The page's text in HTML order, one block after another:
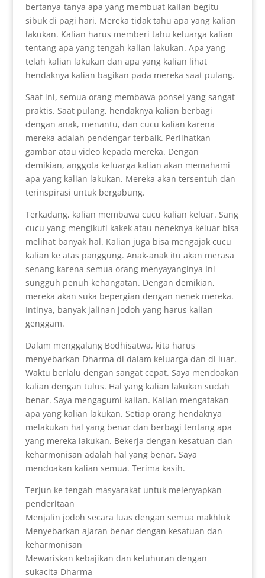
bertanya-tanya apa yang membuat kalian begitu
sibuk di pagi hari. Mereka tidak tahu apa yang kalian
lakukan. Kalian harus memberi tahu keluarga kalian
tentang apa yang tengah kalian lakukan. Apa yang
telah kalian lakukan dan apa yang kalian lihat
hendaknya kalian bagikan pada mereka saat pulang.
Saat ini, semua orang membawa ponsel yang sangat
praktis. Saat pulang, hendaknya kalian berbagi
dengan anak, menantu, dan cucu kalian karena
mereka adalah pendengar terbaik. Perlihatkan
gambar atau video kepada mereka. Dengan
demikian, anggota keluarga kalian akan memahami
apa yang kalian lakukan. Mereka akan tersentuh dan
terinspirasi untuk bergabung.
Terkadang, kalian membawa cucu kalian keluar. Sang
cucu yang mengikuti kakek atau neneknya keluar bisa
melihat banyak hal. Kalian juga bisa mengajak cucu
kalian ke atas panggung. Anak-anak itu akan merasa
senang karena semua orang menyayanginya Ini
sungguh penuh kehangatan. Dengan demikian,
mereka akan suka bepergian dengan nenek mereka.
Intinya, banyak jalinan jodoh yang harus kalian
genggam.
Dalam menggalang Bodhisatwa, kita harus
menyebarkan Dharma di dalam keluarga dan di luar.
Waktu berlalu dengan sangat cepat. Saya mendoakan
kalian dengan tulus. Hal yang kalian lakukan sudah
benar. Saya mengagumi kalian. Kalian mengatakan
apa yang kalian lakukan. Setiap orang hendaknya
melakukan hal yang benar dan berbagi tentang apa
yang mereka lakukan. Bekerja dengan kesatuan dan
keharmonisan adalah hal yang benar. Saya
mendoakan kalian semua. Terima kasih.
Terjun ke tengah masyarakat untuk melenyapkan
penderitaan
Menjalin jodoh secara luas dengan semua makhluk
Menyebarkan ajaran benar dengan kesatuan dan
keharmonisan
Mewariskan kebajikan dan keluhuran dengan
sukacita Dharma